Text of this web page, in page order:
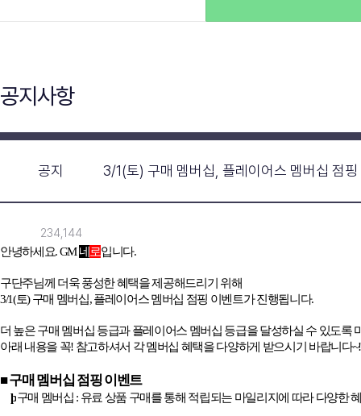
공지사항
공지 3/1(토) 구매 멤버십, 플레이어스 멤버십 점
234,144
안녕하세요. GM네 로입니다.
구단주님께 더욱 풍성한 혜택을 제공해드리기 위해
3/1(토)구매 멤버십,플레이어스 멤버십 점핑 이벤트가 진행됩니다.
더 높은 구매 멤버십 등급과 플레이어스 멤버십 등급을 달성하실 수 있도록
아래 내용을 꼭! 참고하셔서 각 멤버십 혜택을 다양하게 받으시기 바랍니다~!
■ 구매 멤버십 점핑 이벤트
þ구매 멤버십 : 유료 상품 구매를 통해 적립되는 마일리지에 따라 다양한